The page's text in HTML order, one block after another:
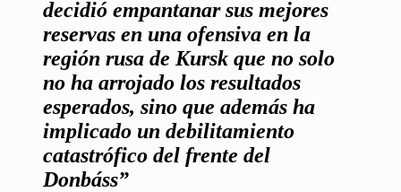
decidió empantanar sus mejores
reservas en una ofensiva en la
región rusa de Kursk que no solo
no ha arrojado los resultados
esperados, sino que además ha
implicado un debilitamiento
catastrófico del frente del
Donbáss”